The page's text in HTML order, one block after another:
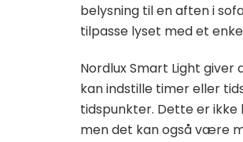
belysning til en aften i
tilpasse lyset med et
Nordlux Smart Light
kan indstille timer eller
tidspunkter. Dette er
men det kan også være